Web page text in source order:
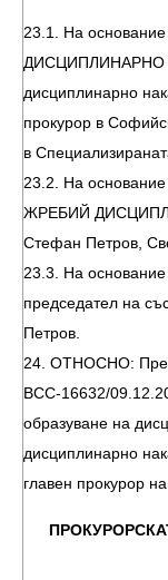
23.1. На
ДИСЦИПЛИНАРНО
дисциплинарно
прокурор в
в
23.2. На
ЖРЕБИЙ
Стефан Петров,
23.3. На
председател на
Петров.
24. ОТНОСНО:
ВСС-16632/
образуване на
дисциплинарно
главен прокурор